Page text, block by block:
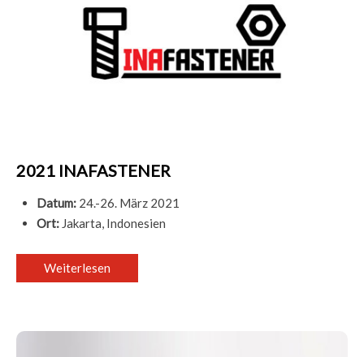
2021 INAFASTENER
Datum: 24.-26. März 2021
Ort: Jakarta, Indonesien
Weiterlesen